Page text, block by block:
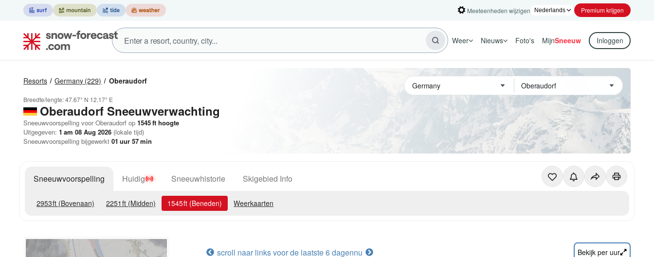
Meeteenheden wijzigen Premium krijgen
Weer Nieuws Foto's MijnSneeuw Inloggen
Resorts Germany (229) Oberaudorf
Breedte/lengte:47.67° N 12.17° E
Oberaudorf Sneeuwverwachting
Sneeuwvoorspelling voor Oberaudorf op 1545ft hoogte
Uitgegeven: 1 am 08 Aug 2026 (lokale tijd)
Sneeuwvoorspelling bijgewerkt 01 uur 57min
Sneeuwvoorspelling Huidig Sneeuwhistorie Skigebied Info
2953ft (Bovenaan) 2251 ft (Midden) 1545ft (Beneden) Weerkaarten
scroll naar links voor de laatste 6 dagennu Bekijk per uur